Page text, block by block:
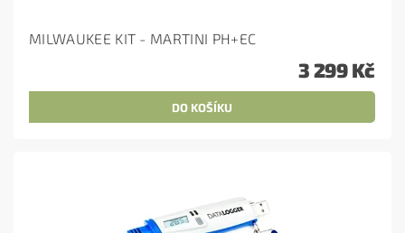
MILWAUKEE KIT - MARTINI PH+EC
3 299 Kč